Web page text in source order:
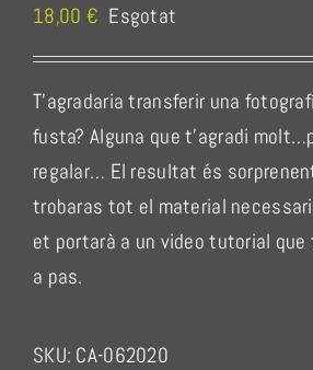
18,00 € Esgotat
T’agradaria transferir una
fusta? Alguna que t’agradi
regalar… El resultat és
trobaras tot el material necessari
et portarà a un video tutorial que
a pas.
SKU: CA-062020